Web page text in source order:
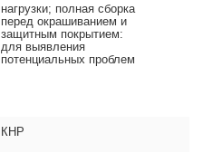
нагрузки; полная сборка
перед окрашиванием и
защитным покрытием:
для выявления
потенциальных проблем
КНР